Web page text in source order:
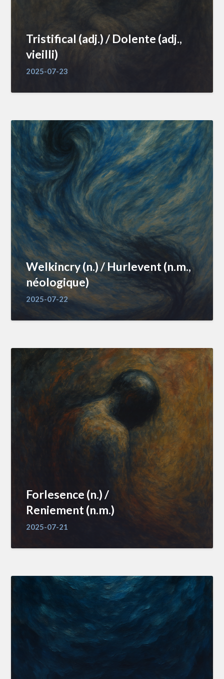
Tristifical (adj.) / Dolente (adj.,
vieilli)
2025-07-23
Welkincry (n.) / Hurlevent (n.m.,
néologique)
2025-07-22
Forlesence (n.) /
Reniement (n.m.)
2025-07-21